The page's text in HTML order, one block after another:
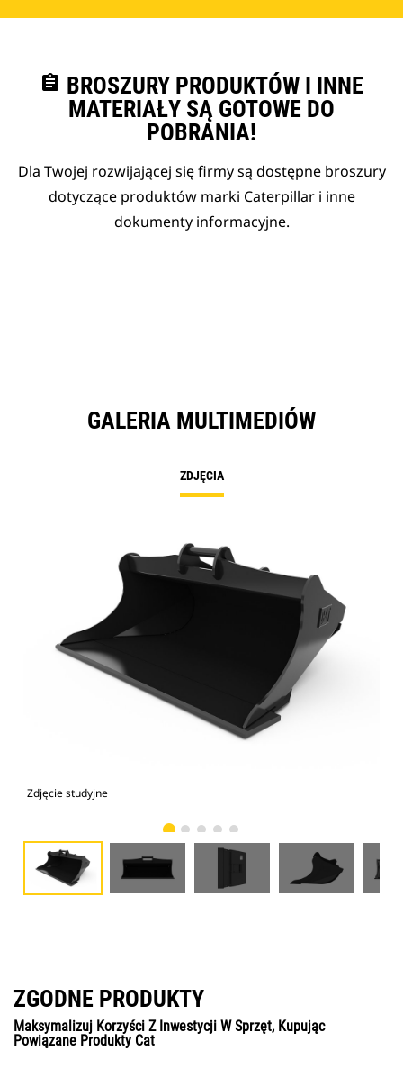
assignment BROSZURY PRODUKTÓW I INNE
MATERIAŁY SĄ GOTOWE DO
POBRANIA!
Dla Twojej rozwijającej się firmy są dostępne broszury
dotyczące produktów marki Caterpillar i inne
dokumenty informacyjne.
GALERIA MULTIMEDIÓW
ZDJĘCIA
Zdjęcie studyjne
ZGODNE PRODUKTY
Maksymalizuj Korzyści Z Inwestycji W Sprzęt, Kupując
Powiązane Produkty Cat